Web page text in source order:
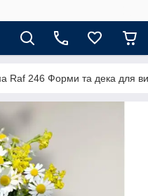
Raf 246 Форми та дека для